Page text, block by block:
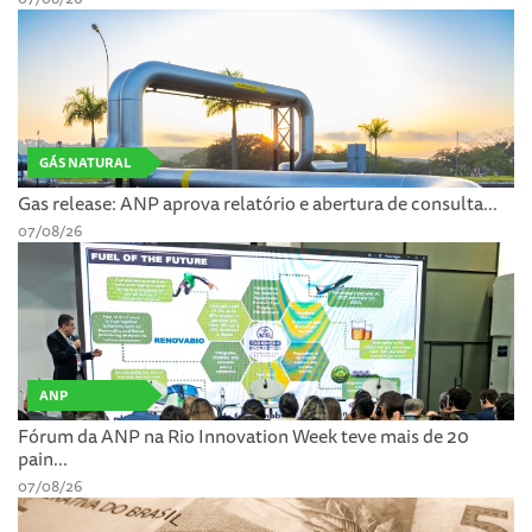
GÁS NATURAL
Gas release: ANP aprova relatório e abertura de consulta...
07/08/26
ANP
Fórum da ANP na Rio Innovation Week teve mais de 20
pain...
07/08/26